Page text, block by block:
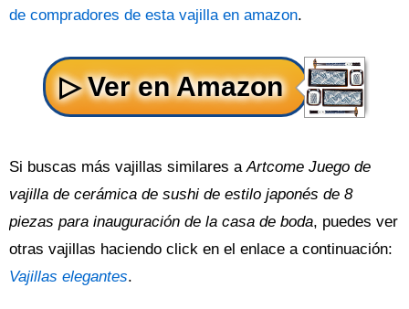
de compradores de esta vajilla en amazon.
Si buscas más vajillas similares aArtcome Juego de
vajilla de cerámica de sushi de estilo japonés de 8
piezas para inauguración de la casa de boda, puedes ver
otras vajillas haciendo click en el enlace a continuación:
Vajillas elegantes.